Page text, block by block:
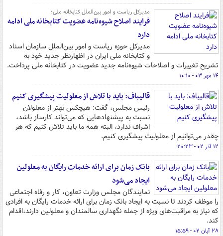
مدیرکل ریاست و امور بین‌الملل کتابخانه ملی؛
فرایند اصلاح شیوه‌نامه عضویت کتابخانه ملی ادامه
دارد
مدیرکل حوزه ریاست و امور بین‌الملل سازمان اسناد
و کتابخانه ملی ایران در اظهارنظر جدید خود به
تشریح تغییرات و اصلاحات شیوه‌نامه جدید عضویت در کتابخانه ملی پرداخت.
۱۴ مهر ۰۳ - ۱۰:۱۰
قالیباف: باید با تلاش از معلولیت پیشگیری کنیم
رئیس مجلس، گفت: هیچکس بهتر از معلولان
نسبت به پیشنهادهایی که می‌تواند کارساز باشد،
اشراف ندارد، البته همه ما باید تلاش کنیم که هر
چقدر می‌توانیم از معلولیت پیشگیری کنیم.
۱۲ آذر ۰۲ - ۲۰:۲۳
بانک زمان برای ارائه خدمات رایگان به معلولین
ایجاد می‌شود
نمایندگان مجلس وزارت تعاون، کار و رفاه اجتماعی
را موظف کردند تا نسبت به ایجاد بانک زمان برای ارائه خدمات رایگان به افرادی
که نیاز به مراقبت‌های ویژه از جمله نگهداری سالمندان و معلولین دارند،اقدام
کند.
۲۸ آبان ۰۲ - ۱۵:۵۹